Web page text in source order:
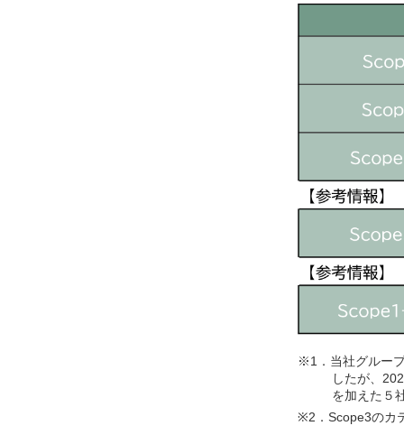
当社グルー
したが、
を加えた５
Scope3のカ